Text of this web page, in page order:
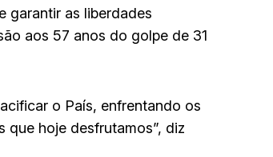
garantir as liberdades
aos 57 anos do golpe de 31
o País, enfrentando os
que hoje desfrutamos”, diz